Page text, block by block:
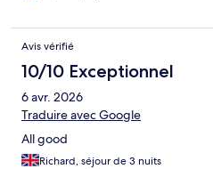
Avis vérifié
10/10 Exceptionnel
6 avr. 2026
Traduire avec Google
All good
Richard, séjour de 3 nuits